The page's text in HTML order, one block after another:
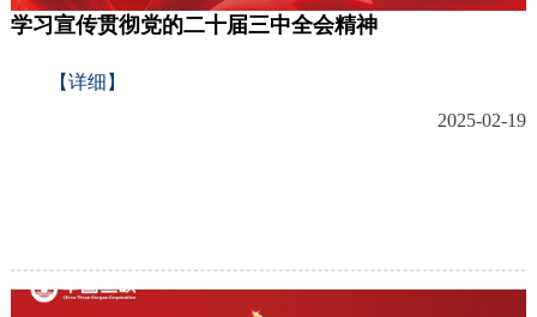
学习宣传贯彻党的二十届三中全会精神
【详细】
2025-02-19